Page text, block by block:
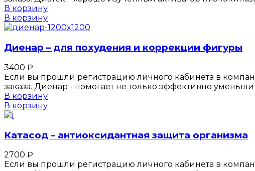
В корзину
В корзину
Диенар – для похудения и коррекции фигуры
3400 ₽
Если вы прошли регистрацию личного кабинета в
заказа. Диенар - помогает не только эффективно
В корзину
В корзину
Катасод – антиоксидантная защита организма
2700 ₽
Если вы прошли регистрацию личного кабинета в